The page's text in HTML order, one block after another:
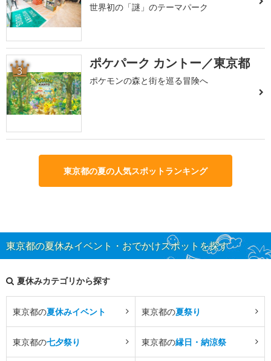
世界初の「謎」のテーマパーク
3 ポケパーク カントー／東京都
ポケモンの森と街を巡る冒険へ
東京都の夏の人気スポットランキング
東京都の夏休みイベント・おでかけスポットを探す
夏休みカテゴリから探す
東京都の夏休みイベント 東京都の夏祭り
東京都の七夕祭り 東京都の縁日・納涼祭